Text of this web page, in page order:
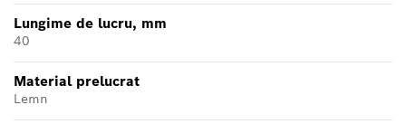
Lungime de lucru, mm
40
Material prelucrat
Lemn